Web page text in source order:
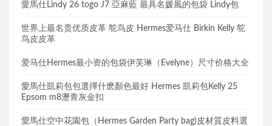
愛馬仕Lindy 26 togo J7 亞麻藍 最具名媛風的包袋 Lindy包
世界上最名贵优质皮革 鸵鸟皮 Hermes爱马仕 Birkin Kelly 鸵
鸟皮皮革
爱马仕Hermes最小资的包袋伊芙琳（Evelyne）尺寸价格大全
愛馬仕凱莉包包選擇什麽顏色最好 Hermes 凱莉包Kelly 25
Epsom m8瀝青灰金扣
愛馬仕空中花園包（Hermes Garden Party bag)皮材質皮料選